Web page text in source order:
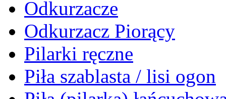
Odkurzacze
Odkurzacz Piorący
Pilarki ręczne
Piła szablasta / lisi ogon